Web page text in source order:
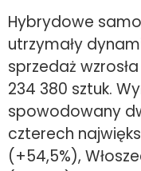
Hybrydowe
utrzymały
sprzedaż
234 380 sztuk.
spowodowany
czterech
(+54,5%),